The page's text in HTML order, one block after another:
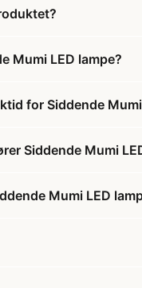
Mumi LED lampe?
for Siddende
Siddende Mumi
Mumi LED